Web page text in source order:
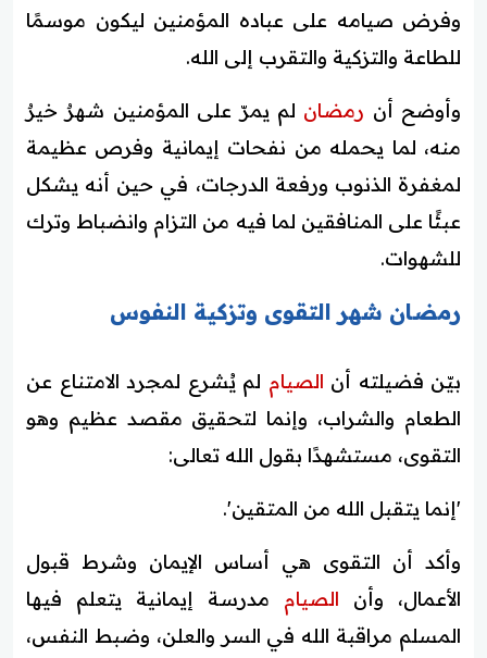
وفرض صيامه على عباده المؤمنين ليكون موسمًا
للطاعة والتزكية والتقرب إلى الله.
وأوضح أن رمضان لم يمرّ على المؤمنين شهرٌ خيرٌ
منه، لما يحمله من نفحات إيمانية وفرص عظيمة
لمغفرة الذنوب ورفعة الدرجات، في حين أنه يشكل
عبئًا على المنافقين لما فيه من التزام وانضباط وترك
للشهوات.
رمضان شهر التقوى وتزكية النفوس
بيّن فضيلته أن الصيام لم يُشرع لمجرد الامتناع عن
الطعام والشراب، وإنما لتحقيق مقصد عظيم وهو
التقوى، مستشهدًا بقول الله تعالى:
'إنما يتقبل الله من المتقين'.
وأكد أن التقوى هي أساس الإيمان وشرط قبول
الأعمال، وأن الصيام مدرسة إيمانية يتعلم فيها
المسلم مراقبة الله في السر والعلن، وضبط النفس،